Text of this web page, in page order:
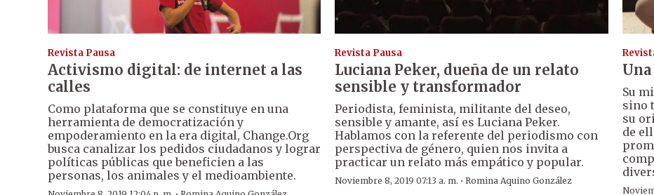
Revista Pausa
Activismo digital: de internet a las
calles
Como plataforma que se constituye en una
herramienta de democratización y
empoderamiento en la era digital, Change.Org
busca canalizar los pedidos ciudadanos y lograr
políticas públicas que beneficien a las
personas, los animales y el medioambiente.
Revista Pausa
Luciana Peker, dueña de un relato
sensible y transformador
Periodista, feminista, militante del deseo,
sensible y amante, así es Luciana Peker.
Hablamos con la referente del periodismo con
perspectiva de género, quien nos invita a
practicar un relato más empático y popular.
Noviembre 8, 2019 07:13 a. m. ·Romina Aquino González
Su
sino
su
de